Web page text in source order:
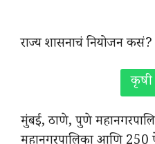
राज्य शासनाचं नियोजन कसं?
मुंबई, ठाणे, पुणे